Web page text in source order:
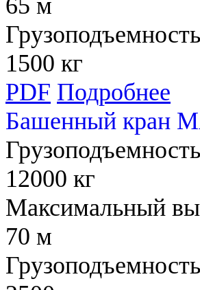
65 м
1500 кг
PDF Подробнее
Башенный кран
Грузоподъемность
12000 кг
Максимальный
70 м